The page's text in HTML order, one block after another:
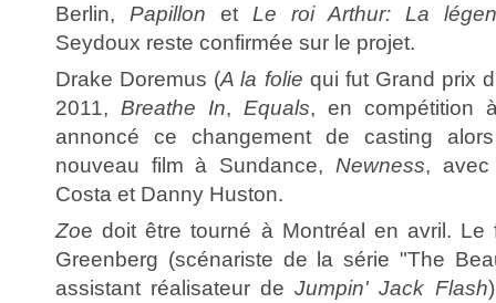
Berlin, Papillon et Le roi Arthur: La
Seydoux reste confirmée sur le projet.
Drake Doremus (A la folie qui fut Grand prix
2011, Breathe In, Equals, en compétition
annoncé ce changement de casting
nouveau film à Sundance, Newness, avec
Costa et Danny Huston.
Zoe doit être tourné à Montréal en avril. Le
Greenberg (scénariste de la série "The
assistant réalisateur deJumpin' Jack Flash